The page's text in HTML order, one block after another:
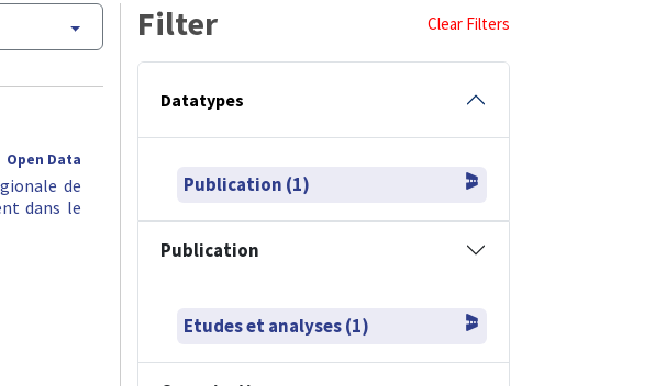
Open Data
de
dans le
Filter Clear Filters
Datatypes
Publication (1)
Publication
Etudes et analyses (1)